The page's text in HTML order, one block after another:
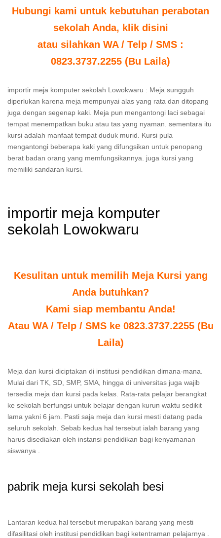
Hubungi kami untuk kebutuhan perabotan
sekolah Anda, klik disini
atau silahkan WA / Telp / SMS :
0823.3737.2255 (Bu Laila)
importir meja komputer sekolah Lowokwaru : Meja sungguh
diperlukan karena meja mempunyai alas yang rata dan ditopang
juga dengan segenap kaki. Meja pun mengantongi laci sebagai
tempat menempatkan buku atau tas yang nyaman. sementara itu
kursi adalah manfaat tempat duduk murid. Kursi pula
mengantongi beberapa kaki yang difungsikan untuk penopang
berat badan orang yang memfungsikannya. juga kursi yang
memiliki sandaran kursi.
importir meja komputer
sekolah Lowokwaru
Kesulitan untuk memilih Meja Kursi yang
Anda butuhkan?
Kami siap membantu Anda!
Atau WA / Telp / SMS ke 0823.3737.2255 (Bu
Laila)
Meja dan kursi diciptakan di institusi pendidikan dimana-mana.
Mulai dari TK, SD, SMP, SMA, hingga di universitas juga wajib
tersedia meja dan kursi pada kelas. Rata-rata pelajar berangkat
ke sekolah berfungsi untuk belajar dengan kurun waktu sedikit
lama yakni 6 jam. Pasti saja meja dan kursi mesti datang pada
seluruh sekolah. Sebab kedua hal tersebut ialah barang yang
harus disediakan oleh instansi pendidikan bagi kenyamanan
siswanya .
pabrik meja kursi sekolah besi
Lantaran kedua hal tersebut merupakan barang yang mesti
difasilitasi oleh institusi pendidikan bagi ketentraman pelajarnya .